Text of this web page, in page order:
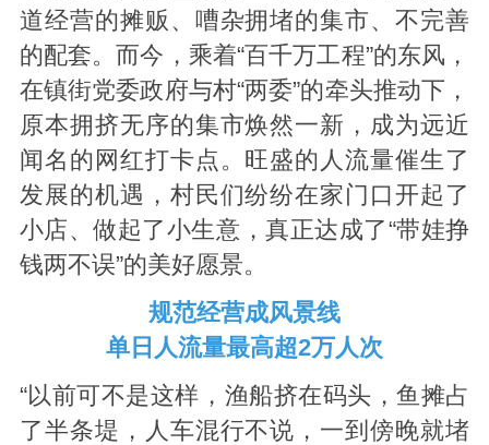
道经营的摊贩、嘈杂拥堵的集市、不完善
的配套。而今，乘着“百千万工程”的东风，
在镇街党委政府与村“两委”的牵头推动下，
原本拥挤无序的集市焕然一新，成为远近
闻名的网红打卡点。旺盛的人流量催生了
发展的机遇，村民们纷纷在家门口开起了
小店、做起了小生意，真正达成了“带娃挣
钱两不误”的美好愿景。
规范经营成风景线
单日人流量最高超2万人次
“以前可不是这样，渔船挤在码头，鱼摊占
了半条堤，人车混行不说，一到傍晚就堵